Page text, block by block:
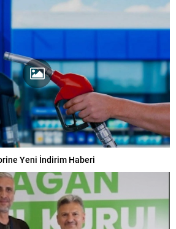
Yeni İndirim Haberi